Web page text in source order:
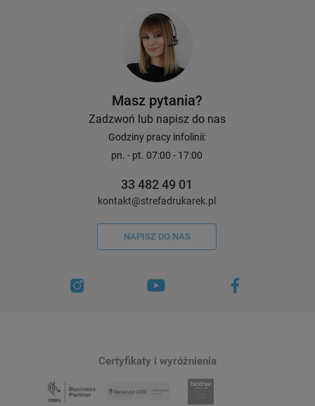
Masz pytania?
Zadzwoń lub napisz do nas
Godziny pracy infolinii:
pn. - pt. 07:00 - 17:00
33 482 49 01
kontakt@strefadrukarek.pl
NAPISZ DO NAS
Certyfikaty i wyróżnienia